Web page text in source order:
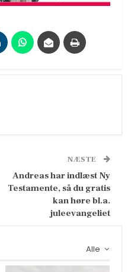
NÆSTE
Andreas har indlæst Ny
Testamente, så du gratis
kan høre bl.a.
juleevangeliet
Alle